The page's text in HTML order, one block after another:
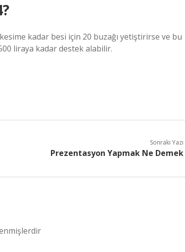
kadar besi için 20 buzağı yetiştirirse ve bu
liraya kadar destek alabilir.
Sonraki Yazı
Prezentasyon Yapmak Ne Demek